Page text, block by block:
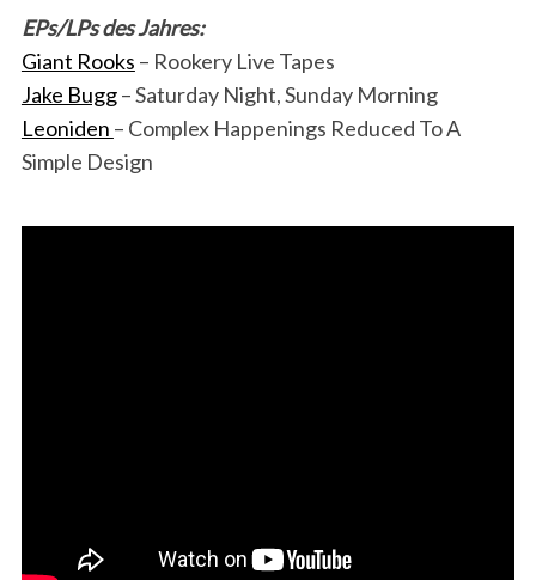
EPs/LPs des Jahres:
Giant Rooks – Rookery Live Tapes
Jake Bugg– Saturday Night, Sunday Morning
Leoniden – Complex Happenings Reduced To A
Simple Design